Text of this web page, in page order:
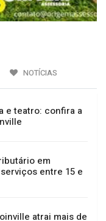
NOTÍCIAS
teatro: confira a
em